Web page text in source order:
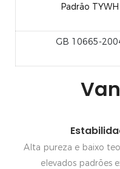
Padrão TYWH
GB 10665-
Alta pureza e baixo
elevados padrões